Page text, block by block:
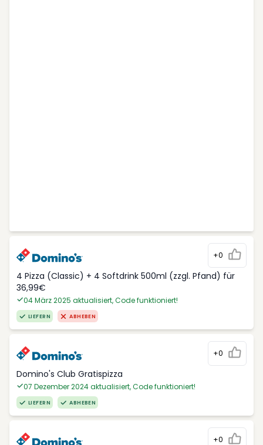
+0
4 Pizza (Classic) + 4 Softdrink 500ml (zzgl. Pfand) für
36,99€
04 März 2025 aktualisiert, Code funktioniert!
LIEFERN ABHEBEN
+0
Domino's Club Gratispizza
07 Dezember 2024 aktualisiert, Code funktioniert!
LIEFERN ABHEBEN
+0